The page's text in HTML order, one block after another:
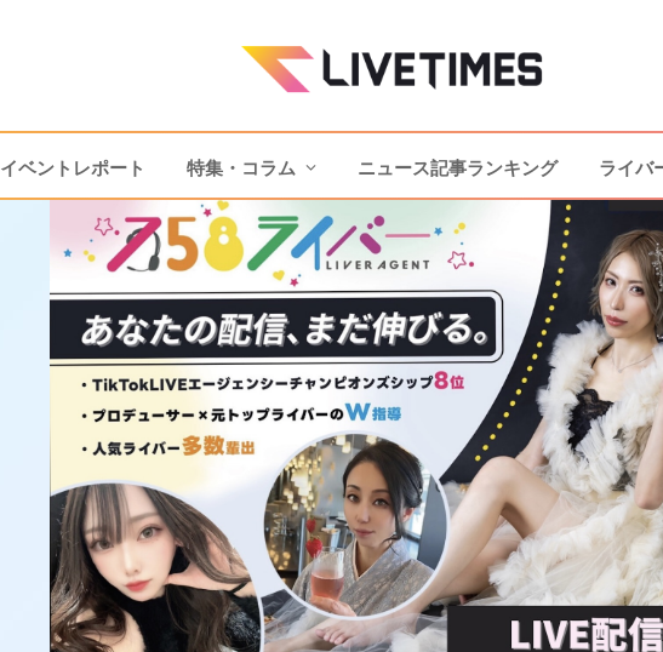
イベントレポート 特集・コラム ニュース記事ランキング ライバ